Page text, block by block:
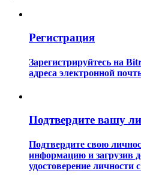
Руководство для
Регистрация
Зарегистрируйтесь на
адреса электронной
Подтвердите вашу
Подтвердите свою
информацию и загрузив
удостоверение личности